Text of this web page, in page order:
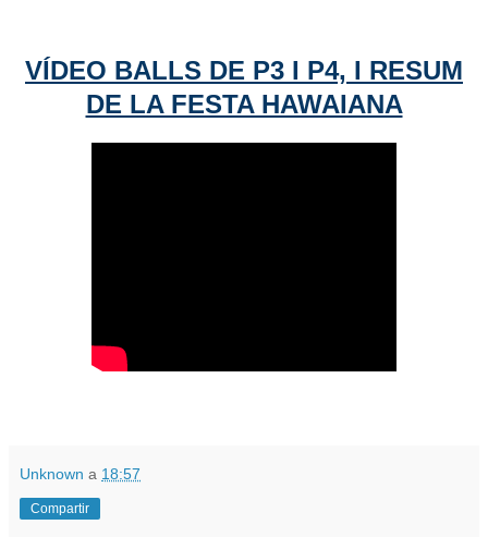
VÍDEO BALLS DE P3 I P4, I RESUM
DE LA FESTA HAWAIANA
Unknown a 18:57
Compartir